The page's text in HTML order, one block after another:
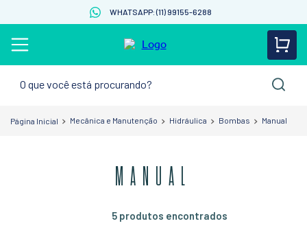
WHATSAPP: (11) 99155-6288
Mecânica e Manutenção Hidráulica Bombas Manual
MANUAL
5 produtos